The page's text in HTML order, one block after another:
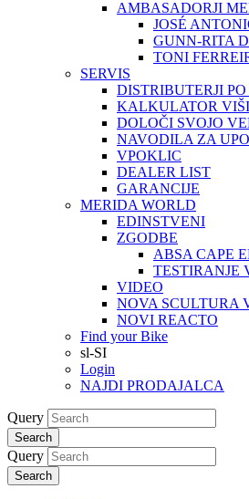
AMBASADORJI
JOSÉ
GUNN-RITA
TONI
SERVIS
DISTRIBUTERJI
KALKULATOR
DOLOČI SVOJO
NAVODILA ZA
VPOKLIC
DEALER LIST
GARANCIJE
MERIDA WORLD
EDINSTVENI
ZGODBE
ABSA CAPE
TESTIRANJE
VIDEO
NOVA SCULTURA
NOVI REACTO
Find your Bike
sl-SI
Login
NAJDI PRODAJALCA
Query
Search
Query
Search